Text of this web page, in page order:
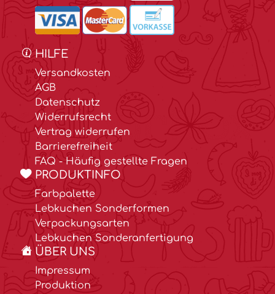
HILFE
Versandkosten
AGB
Datenschutz
Widerrufsrecht
Vertrag widerrufen
Barrierefreiheit
FAQ - Häufig gestellte Fragen
PRODUKTINFO
Farbpalette
Lebkuchen Sonderformen
Verpackungsarten
Lebkuchen Sonderanfertigung
ÜBER UNS
Impressum
Produktion